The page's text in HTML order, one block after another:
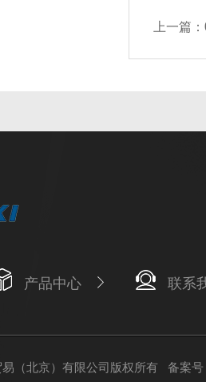
上一篇：
产品中心 联系
（北京）有限公司版权所有 备案号